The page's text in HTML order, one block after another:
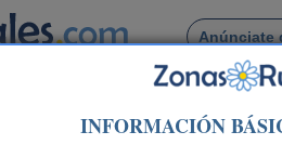
Anúnciate
Busca por pueblo
Pozo de Los Frailes > Casa Rural La Datilera
INFORMACIÓN